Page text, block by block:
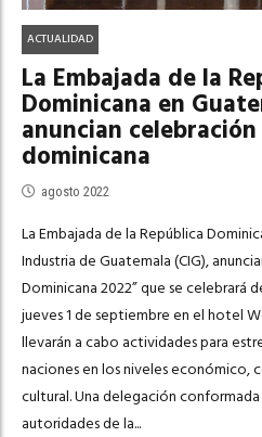
ACTUALIDAD
La Embajada de la
Dominicana en
anuncian
dominicana
agosto 2022
La Embajada de la República
Industria de Guatemala (CIG),
Dominicana 2022” que se celebrará
jueves 1 de septiembre en el hotel
llevarán a cabo actividades para
naciones en los niveles económico,
cultural. Una delegación
autoridades de la...